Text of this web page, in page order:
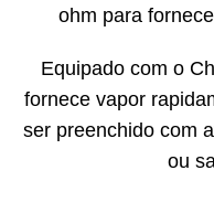
ohm para
Equipado com o
fornece vapor
ser preenchido com
ou